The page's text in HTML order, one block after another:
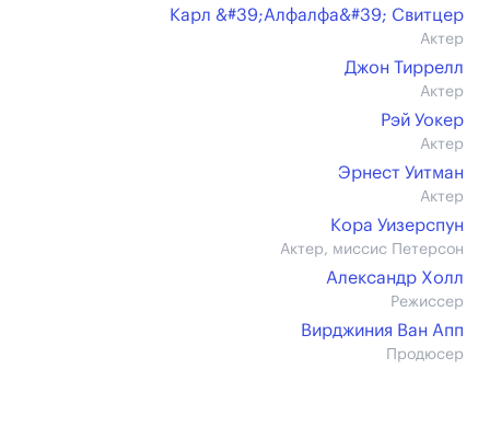
Карл &#39;Алфалфа&#39; Свитцер
Актер
Джон Тиррелл
Актер
Рэй Уокер
Актер
Эрнест Уитман
Актер
Кора Уизерспун
Актер, миссис Петерсон
Александр Холл
Режиссер
Вирджиния Ван Апп
Продюсер